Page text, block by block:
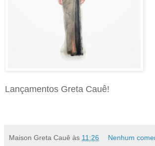
Lançamentos Greta Cauê!
Maison Greta Cauê às 11:26 Nenhum